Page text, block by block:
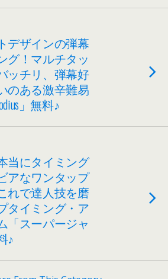
デザインの弾幕
グ！マルチタッ
ッチリ、弾幕好
のある激辛難易
」無料♪
当にタイミング
アなワンタップ
れで達人技を磨
タイミング・ア
「スーパージャ
♪